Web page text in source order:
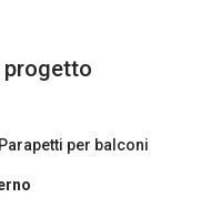
progetto
Parapetti per balconi